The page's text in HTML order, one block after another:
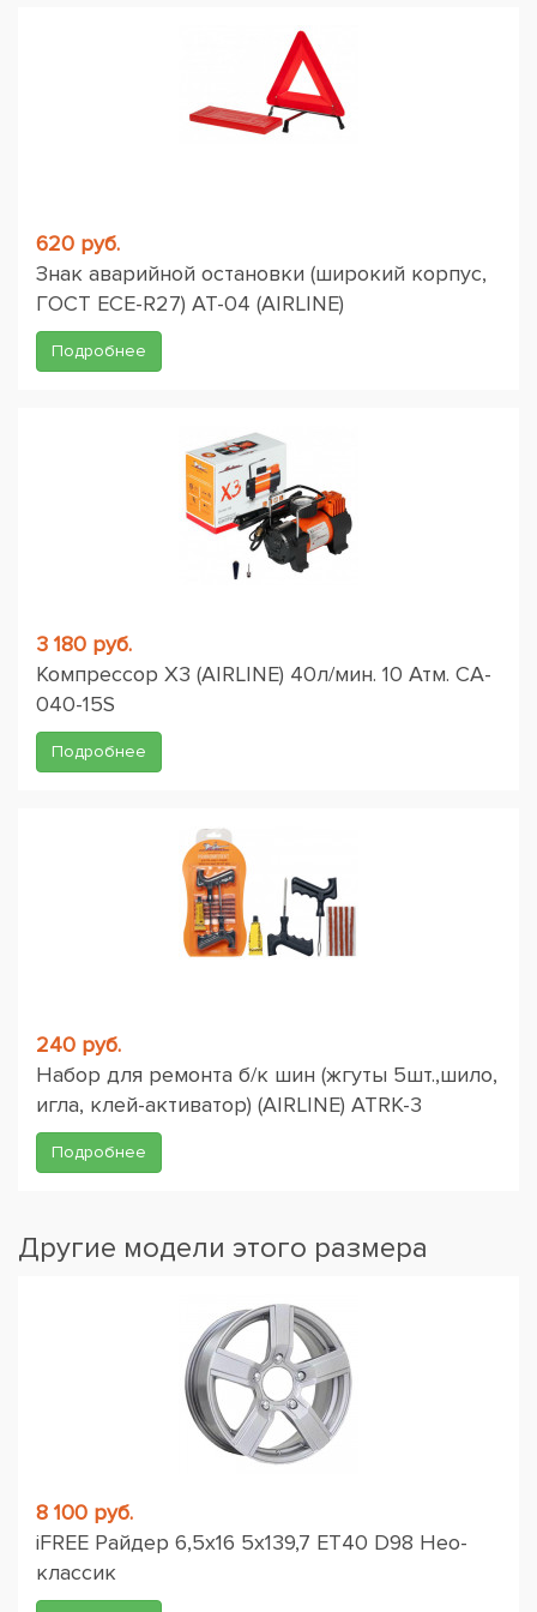
620 руб.
Знак аварийной остановки (широкий корпус,
ГОСТ ЕСЕ-R27) AT-04 (AIRLINE)
Подробнее
3 180 руб.
Компрессор X3 (AIRLINE) 40л/мин. 10 Атм. CA-
040-15S
Подробнее
240 руб.
Набор для ремонта б/к шин (жгуты 5шт.,шило,
игла, клей-активатор) (AIRLINE) ATRK-3
Подробнее
Другие модели этого размера
8 100 руб.
iFREE Райдер 6,5x16 5x139,7 ET40 D98 Нео-
классик